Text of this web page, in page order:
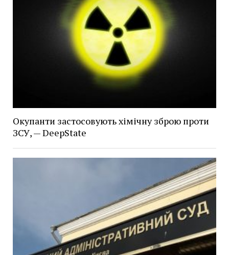
Окупанти застосовують хімічну зброю проти
ЗСУ, — DeepState